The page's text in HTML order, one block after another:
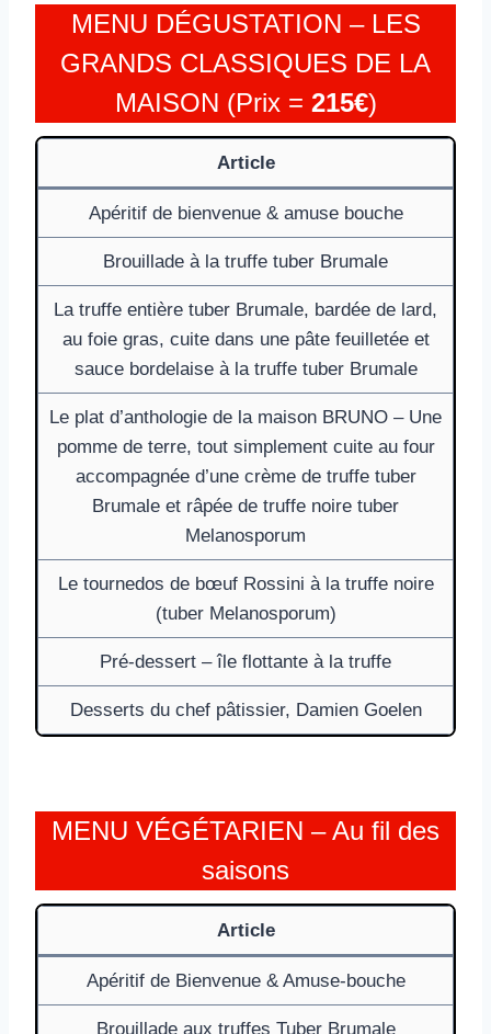
MENU DÉGUSTATION – LES
GRANDS CLASSIQUES DE LA
MAISON (Prix = 215€)
Article
Apéritif de bienvenue & amuse bouche
Brouillade à la truffe tuber Brumale
La truffe entière tuber Brumale, bardée de lard,
au foie gras, cuite dans une pâte feuilletée et
sauce bordelaise à la truffe tuber Brumale
Le plat d’anthologie de la maison BRUNO – Une
pomme de terre, tout simplement cuite au four
accompagnée d’une crème de truffe tuber
Brumale et râpée de truffe noire tuber
Melanosporum
Le tournedos de bœuf Rossini à la truffe noire
(tuber Melanosporum)
Pré-dessert – île flottante à la truffe
Desserts du chef pâtissier, Damien Goelen
MENU VÉGÉTARIEN – Au fil des
saisons
Article
Apéritif de Bienvenue & Amuse-bouche
Brouillade aux truffes Tuber Brumale